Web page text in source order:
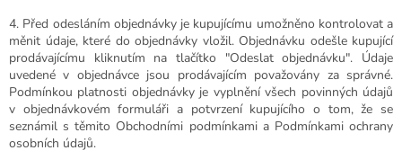
4. Před odesláním objednávky je kupujícímu umožněno kontrolovat a
měnit údaje, které do objednávky vložil. Objednávku odešle kupující
prodávajícímu kliknutím na tlačítko "Odeslat objednávku". Údaje
uvedené v objednávce jsou prodávajícím považovány za správné.
Podmínkou platnosti objednávky je vyplnění všech povinných údajů
v objednávkovém formuláři a potvrzení kupujícího o tom, že se
seznámil s těmito Obchodními podmínkami a Podmínkami ochrany
osobních údajů.